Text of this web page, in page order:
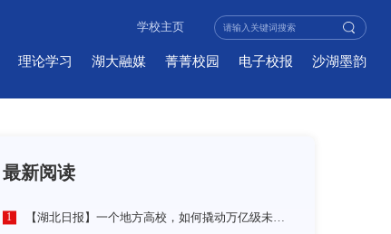
学校主页
理论学习 湖大融媒 菁菁校园 电子校报 沙湖墨韵
最新阅读
1 【湖北日报】一个地方高校，如何撬动万亿级未来产业